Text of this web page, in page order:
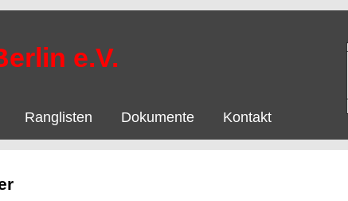
e.V.
Ranglisten Dokumente Kontakt